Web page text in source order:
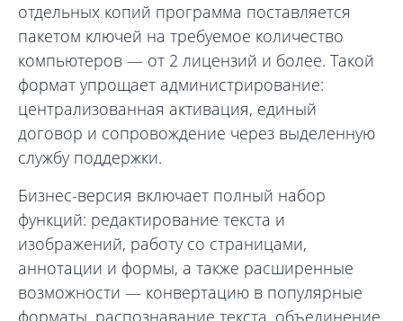
отдельных копий программа поставляется
пакетом ключей на требуемое количество
компьютеров — от 2 лицензий и более. Такой
формат упрощает администрирование:
централизованная активация, единый
договор и сопровождение через выделенную
службу поддержки.
Бизнес-версия включает полный набор
функций: редактирование текста и
изображений, работу со страницами,
аннотации и формы, а также расширенные
возможности — конвертацию в популярные
форматы, распознавание текста, объединение